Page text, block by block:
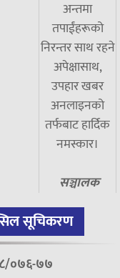
अन्तमा
तपाईंहरूको
निरन्तर साथ रहने
अपेक्षासाथ,
उपहार खबर
अनलाइनको
तर्फबाट हार्दिक
नमस्कार।
सञ्चालक
सूचिकरण
०७६-७७